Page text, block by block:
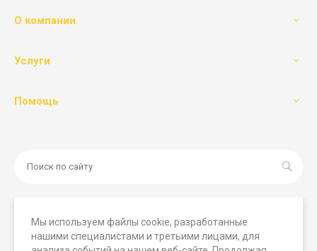
Мы используем файлы cookie, разработанные
нашими специалистами и третьими лицами, для
О компании
Услуги
Помощь
© 2026 Мегамашины, Все права защищены. Вся